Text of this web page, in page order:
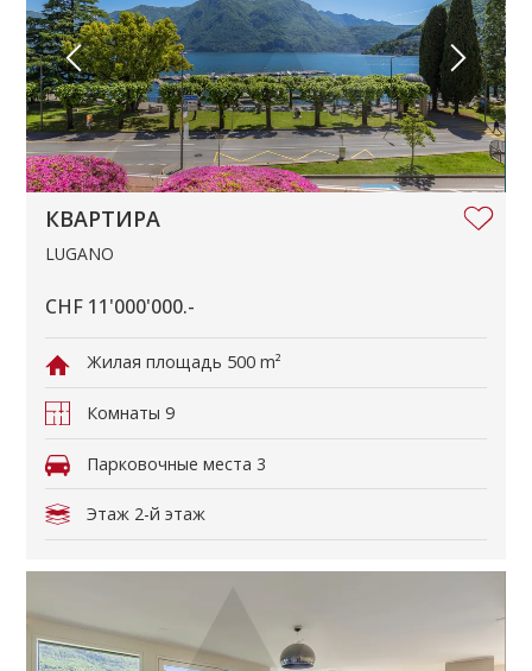
КВАРТИРА
LUGANO
CHF 11'000'000.-
Жилая площадь 500 m²
Комнаты 9
Парковочные места 3
Этаж 2-й этаж